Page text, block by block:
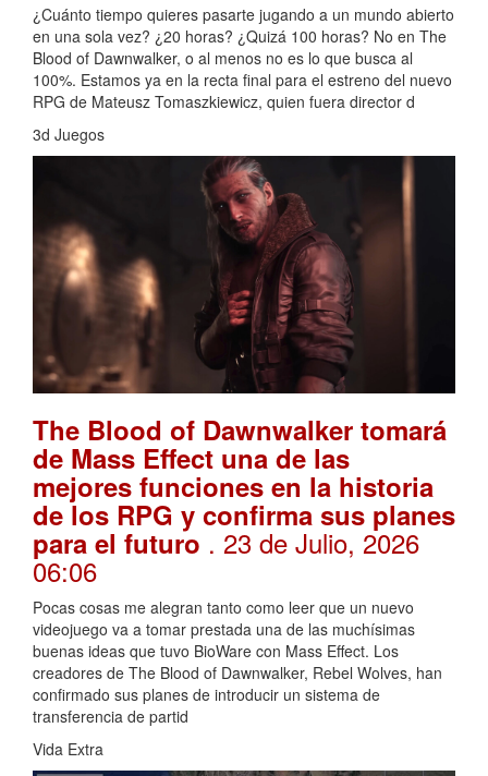
¿Cuánto tiempo quieres pasarte jugando a un mundo abierto
en una sola vez? ¿20 horas? ¿Quizá 100 horas? No en The
Blood of Dawnwalker, o al menos no es lo que busca al
100%. Estamos ya en la recta final para el estreno del nuevo
RPG de Mateusz Tomaszkiewicz, quien fuera director d
3d Juegos
The Blood of Dawnwalker tomará
de Mass Effect una de las
mejores funciones en la historia
de los RPG y confirma sus planes
para el futuro . 23 de Julio, 2026
06:06
Pocas cosas me alegran tanto como leer que un nuevo
videojuego va a tomar prestada una de las muchísimas
buenas ideas que tuvo BioWare con Mass Effect. Los
creadores de The Blood of Dawnwalker, Rebel Wolves, han
confirmado sus planes de introducir un sistema de
transferencia de partid
Vida Extra